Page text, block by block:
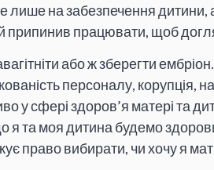
лише на забезпечення дитини,
припинив працювати, щоб
або ж зберегти
персоналу, корупція,
у сфері здоров’я матері та
я та моя дитина будемо
право вибирати, чи хочу я